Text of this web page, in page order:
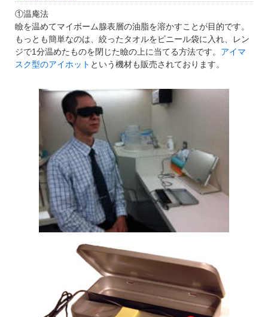
①温庵法
瞼を温めてマイボーム腺表層の油脂を溶かすことが目的です。
もっとも簡単なのは、絞ったタオルをビニール袋に入れ、レン
ジで1分温めたものを閉じた瞼の上に当てる方法です。 アイマ
スク型のアイホット という機材も販売されております。